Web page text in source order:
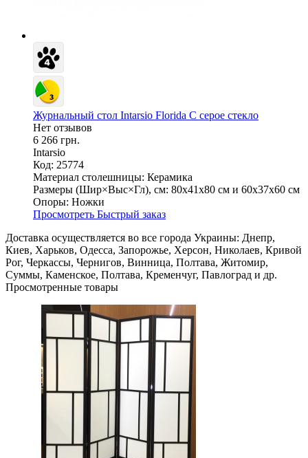
Журнальный стол Intarsio Florida C серое стекло
Нет отзывов
6 266 грн.
Intarsio
Код: 25774
Материал столешницы: Керамика
Размеры (Шир×Выс×Гл), см: 80х41х80 см и 60х37х60 см
Опоры: Ножки
Просмотреть Быстрый заказ
Доставка осуществляется во все города Украины: Днепр,
Киев, Харьков, Одесса, Запорожье, Херсон, Николаев, Кривой
Рог, Черкассы, Чернигов, Винница, Полтава, Житомир,
Суммы, Каменское, Полтава, Кременчуг, Павлоград и др.
Просмотренные товары